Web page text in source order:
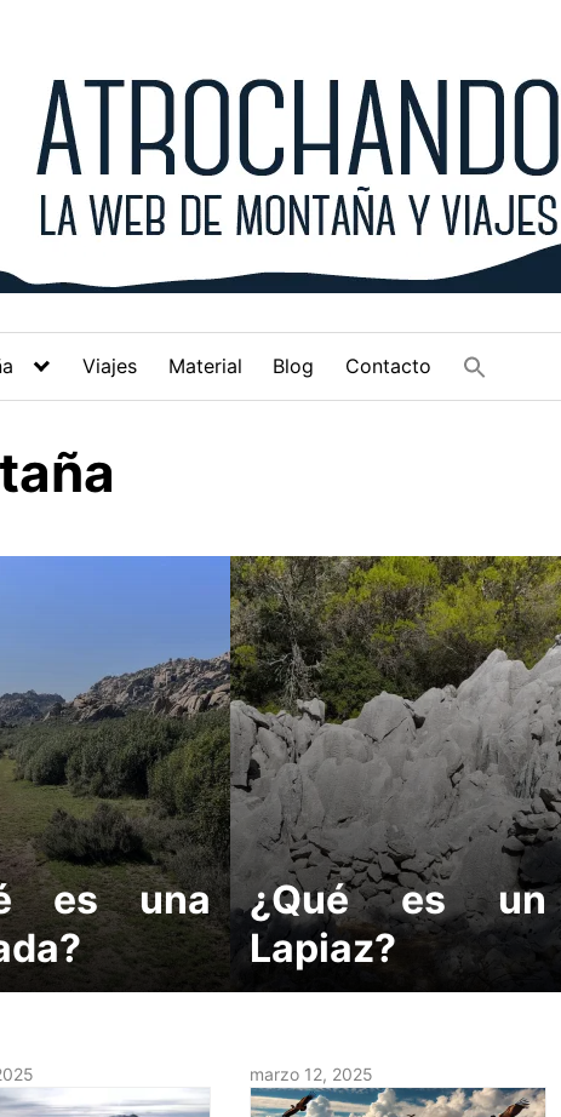
Viajes Material Blog Contacto
es una
¿Qué es un
Lapiaz?
marzo 12, 2025